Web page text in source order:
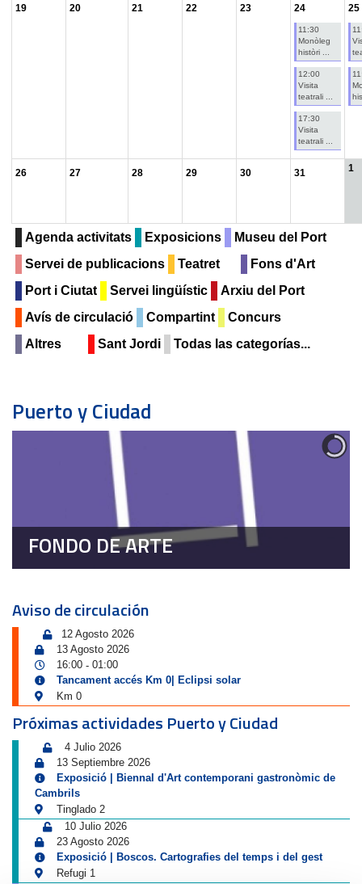
19 20 21 22 23 24
11:30
Monòleg
històri ...
12:00
Visita
teatrali ...
17:30
Visita
teatrali ...
25
26 27 28 29 30 31 1
Agenda activitats Exposicions
Museu del Port
Servei de publicacions
Teatret
Fons d'Art
Port i Ciutat
Servei lingüístic
Arxiu del Port
Avís de circulació
Compartint
Concurs
Altres
Sant Jordi Todas las categorías...
Puerto y Ciudad
FONDO DE ARTE
Aviso de circulación
12 Agosto 2026
13 Agosto 2026
16:00 - 01:00
Tancament accés Km 0| Eclipsi solar
Km 0
Próximas actividades Puerto y Ciudad
4 Julio 2026
13 Septiembre 2026
Exposició | Biennal d'Art contemporani gastronòmic de
Cambrils
Tinglado 2
10 Julio 2026
23 Agosto 2026
Exposició | Boscos. Cartografies del temps i del gest
Refugi 1